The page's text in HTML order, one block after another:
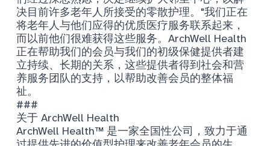
决目前许多老年人所接受的零散护理。"我们正在
将老年人与他们应得的优质医疗服务联系起来，
而以前他们很难获得这些服务。ArchWell Health
正在帮助我们的会员与我们的初级保健提供者建
立持续、长期的关系，这些提供者得到社会和营
养服务团队的支持，以帮助改善会员的整体福
祉。
###
关于 ArchWell Health
ArchWell Health™ 是一家全国性公司，致力于通